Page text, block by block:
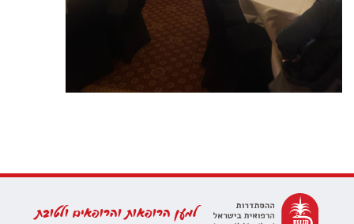
למען הרופאות והרופאים ולטובת